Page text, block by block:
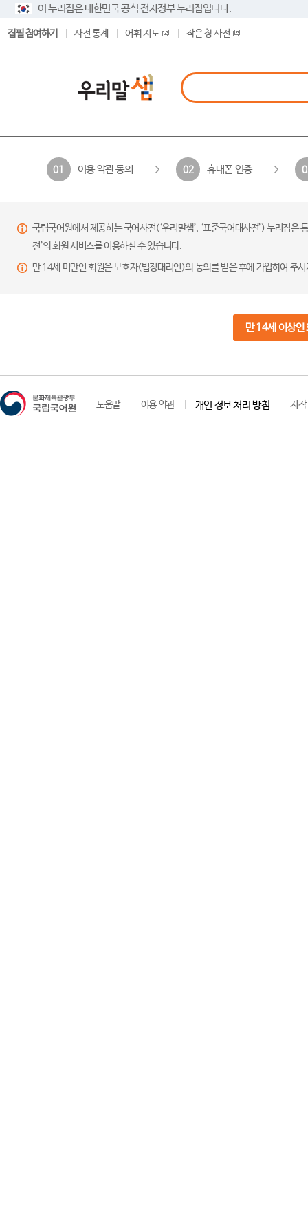
이 누리집은 대한민국 공식 전자정부 누리집입니다.
집필 참여하기 사전 통계 어휘 지도 작은 창 사전
01 이용 약관 동의 02 휴대폰 인증
국립국어원에서 제공하는 국어사전(‘우리말샘’, ‘표준국어대사전’) 누리집
전’의 회원 서비스를 이용하실 수 있습니다.
만 14세 미만인 회원은 보호자(법정대리인)의 동의를 받은 후에 가입하여 주
만 14세 이상인
도움말 이용 약관 개인 정보 처리 방침 저